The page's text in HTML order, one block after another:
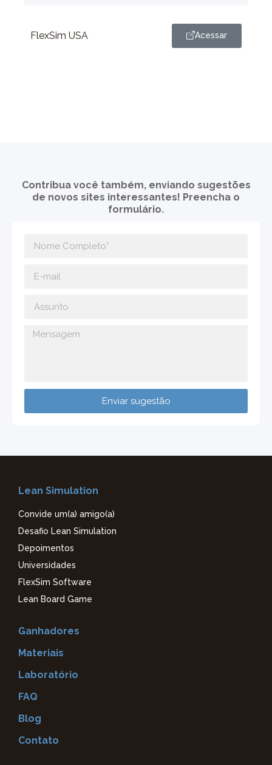
FlexSim USA Acessar
Contribua você também, enviando sugestões
de novos sites interessantes! Preencha o
formulário.
Enviar sugestão
Lean Simulation
Convide um(a) amigo(a)
Desafio Lean Simulation
Depoimentos
Universidades
FlexSim Software
Lean Board Game
Ganhadores
Materiais
Laboratório
FAQ
Blog
Contato